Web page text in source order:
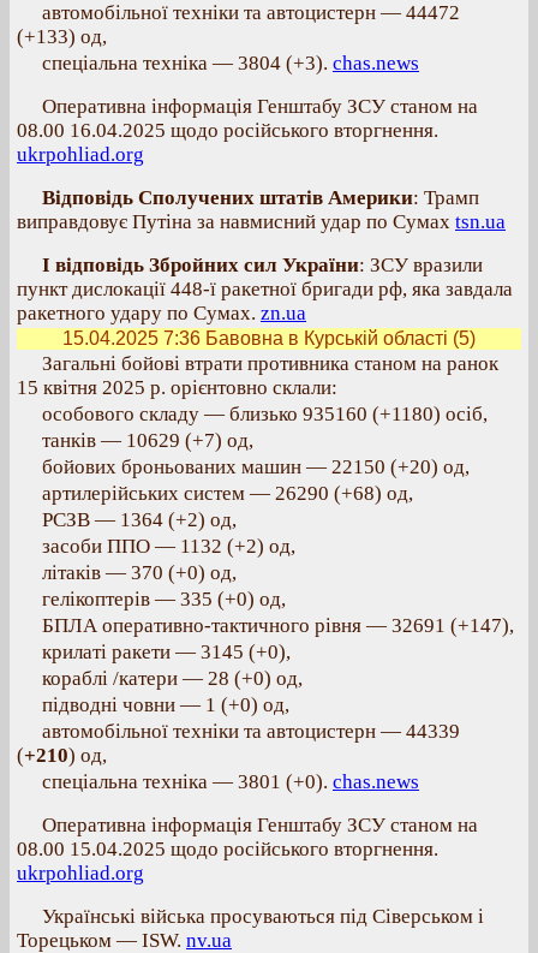
автомобільної техніки та автоцистерн — 44472
(+133) од,
спеціальна техніка — 3804 (+3). chas.news
Оперативна інформація Генштабу ЗСУ станом на
08.00 16.04.2025 щодо російського вторгнення.
ukrpohliad.org
Відповідь Сполучених штатів Америки: Трамп
виправдовує Путіна за навмисний удар по Сумах tsn.ua
І відповідь Збройних сил України: ЗСУ вразили
пункт дислокації 448-ї ракетної бригади рф, яка завдала
ракетного удару по Сумах. zn.ua
15.04.2025 7:36 Бавовна в Курській області (5)
Загальні бойові втрати противника станом на ранок
15 квітня 2025 р. орієнтовно склали:
особового складу — близько 935160 (+1180) осіб,
танків — 10629 (+7) од,
бойових броньованих машин — 22150 (+20) од,
артилерійських систем — 26290 (+68) од,
РСЗВ — 1364 (+2) од,
засоби ППО — 1132 (+2) од,
літаків — 370 (+0) од,
гелікоптерів — 335 (+0) од,
БПЛА оперативно-тактичного рівня — 32691 (+147),
крилаті ракети — 3145 (+0),
кораблі /катери — 28 (+0) од,
підводні човни — 1 (+0) од,
автомобільної техніки та автоцистерн — 44339
(+210) од,
спеціальна техніка — 3801 (+0). chas.news
Оперативна інформація Генштабу ЗСУ станом на
08.00 15.04.2025 щодо російського вторгнення.
ukrpohliad.org
Українські війська просуваються під Сіверськом і
Торецьком — ISW. nv.ua